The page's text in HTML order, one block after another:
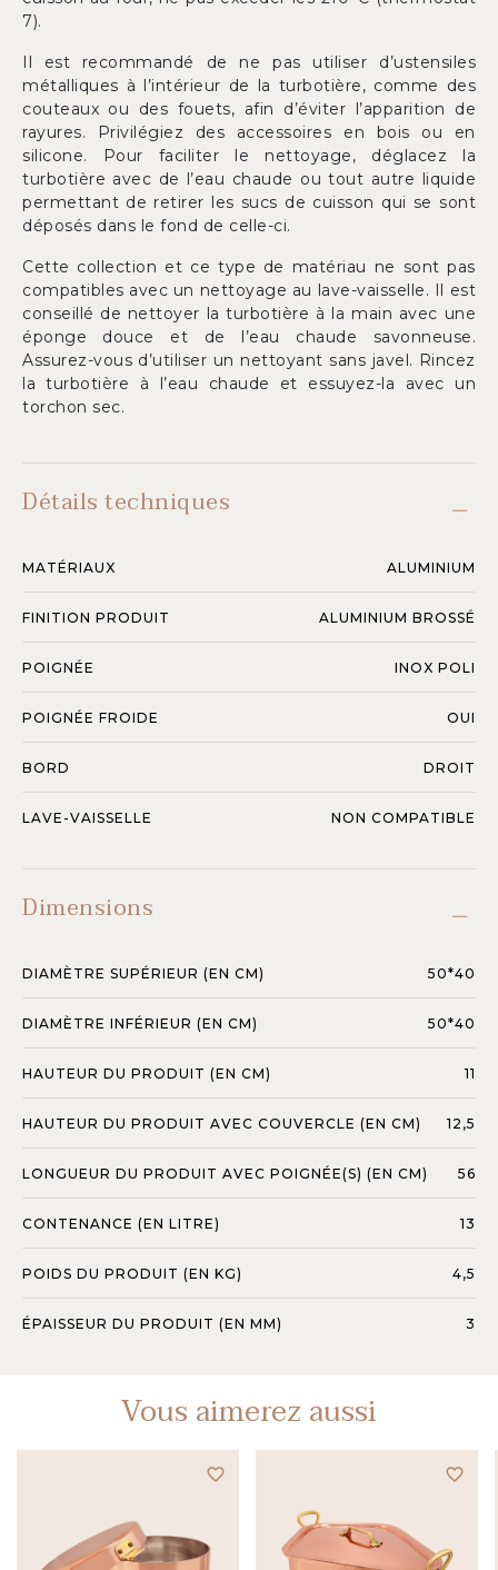
7).
Il est recommandé de ne pas utiliser d’ustensiles
métalliques à l’intérieur de la turbotière, comme des
couteaux ou des fouets, afin d’éviter l’apparition de
rayures. Privilégiez des accessoires en bois ou en
silicone. Pour faciliter le nettoyage, déglacez la
turbotière avec de l’eau chaude ou tout autre liquide
permettant de retirer les sucs de cuisson qui se sont
déposés dans le fond de celle-ci.
Cette collection et ce type de matériau ne sont pas
compatibles avec un nettoyage au lave-vaisselle. Il est
conseillé de nettoyer la turbotière à la main avec une
éponge douce et de l’eau chaude savonneuse.
Assurez-vous d’utiliser un nettoyant sans javel. Rincez
la turbotière à l’eau chaude et essuyez-la avec un
torchon sec.
Détails techniques
MATÉRIAUX ALUMINIUM
FINITION PRODUIT ALUMINIUM BROSSÉ
POIGNÉE INOX POLI
POIGNÉE FROIDE OUI
BORD DROIT
LAVE-VAISSELLE NON COMPATIBLE
Dimensions
DIAMÈTRE SUPÉRIEUR (EN CM) 50*40
DIAMÈTRE INFÉRIEUR (EN CM) 50*40
HAUTEUR DU PRODUIT (EN CM) 11
HAUTEUR DU PRODUIT AVEC COUVERCLE (EN CM) 12,5
LONGUEUR DU PRODUIT AVEC POIGNÉE(S) (EN CM) 56
CONTENANCE (EN LITRE) 13
POIDS DU PRODUIT (EN KG) 4,5
ÉPAISSEUR DU PRODUIT (EN MM) 3
Vous aimerez aussi
favorite_border favorite_border